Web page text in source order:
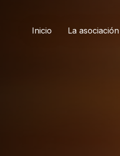
Inicio La asociación